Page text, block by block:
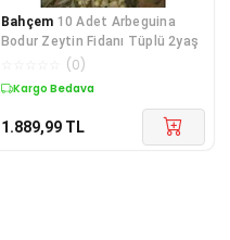
Bahçem 10 Adet Arbeguina
Bodur Zeytin Fidanı Tüplü 2yaş
(0)
Kargo Bedava
1.889,99 TL